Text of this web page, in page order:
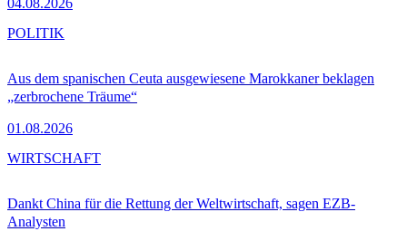
04.08.2026
Aus dem spanischen Ceuta ausgewiesene Marokkaner beklagen
„zerbrochene Träume“
01.08.2026
POLITIK
Dankt China für die Rettung der Weltwirtschaft, sagen EZB-
Analysten
WIRTSCHAFT